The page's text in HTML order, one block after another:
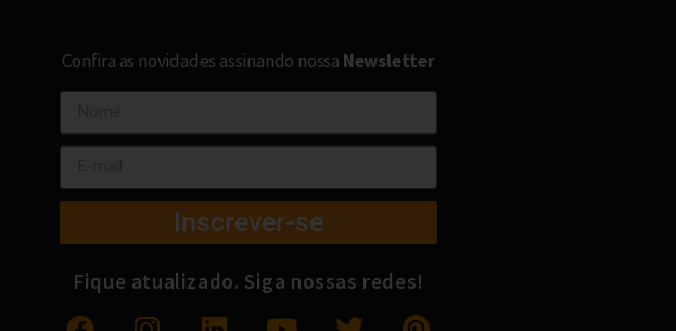
Confira as novidades assinando nossa Newsletter
Inscrever-se
Fique atualizado. Siga nossas redes!